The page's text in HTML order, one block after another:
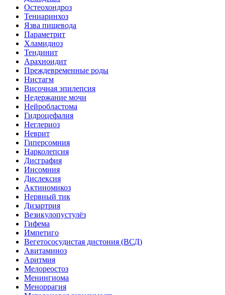
Остеохондроз
Тениаринхоз
Язва пищевода
Параметрит
Хламидиоз
Тендинит
Арахноидит
Преждевременные роды
Нистагм
Височная эпилепсия
Недержание мочи
Нейробластома
Гидроцефалия
Неглериоз
Неврит
Гиперсомния
Нарколепсия
Дисграфия
Инсомния
Дислексия
Актиномикоз
Нервный тик
Дизартрия
Везикулопустулёз
Гифема
Импетиго
Вегетососудистая дистония (ВСД)
Авитаминоз
Аритмия
Мелореостоз
Менингиома
Меноррагия